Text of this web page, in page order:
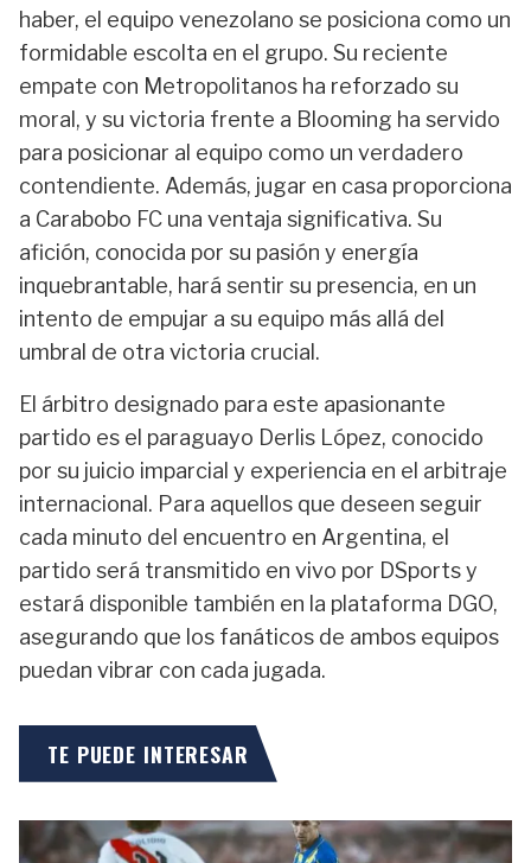
haber, el equipo venezolano se posiciona como un
formidable escolta en el grupo. Su reciente
empate con Metropolitanos ha reforzado su
moral, y su victoria frente a Blooming ha servido
para posicionar al equipo como un verdadero
contendiente. Además, jugar en casa proporciona
a Carabobo FC una ventaja significativa. Su
afición, conocida por su pasión y energía
inquebrantable, hará sentir su presencia, en un
intento de empujar a su equipo más allá del
umbral de otra victoria crucial.
El árbitro designado para este apasionante
partido es el paraguayo Derlis López, conocido
por su juicio imparcial y experiencia en el arbitraje
internacional. Para aquellos que deseen seguir
cada minuto del encuentro en Argentina, el
partido será transmitido en vivo por DSports y
estará disponible también en la plataforma DGO,
asegurando que los fanáticos de ambos equipos
puedan vibrar con cada jugada.
TE PUEDE INTERESAR